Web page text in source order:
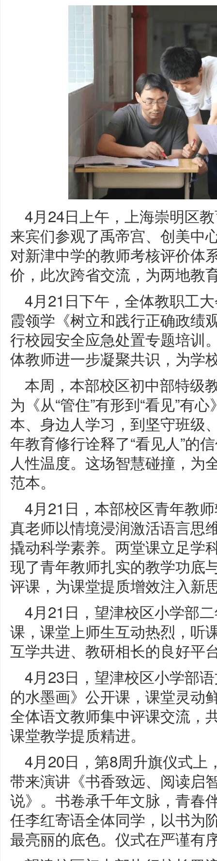
4月24日上午，上海崇明区
来宾们参观了禹帝宫、创美中
对新津中学的教师考核评价体
价，此次跨省交流，为两地教
4月21日下午，全体教职工
霞领学《树立和践行正确政绩
行校园安全应急处置专题培训
体教师进一步凝聚共识，为学
本周，本部校区初中部特级
为《从“管住”有形到“看见”有
本、身边人学习，到坚守班级
年教育修行诠释了“看见人”的
人性温度。这场智慧碰撞，为
范本。
4月21日，本部校区青年教
真老师以情境浸润激活语言思
撬动科学素养。两堂课立足学
现了青年教师扎实的教学功底
评课，为课堂提质增效注入新
4月21日，望津校区小学部
课，课堂上师生互动热烈，听
互学共进、教研相长的良好平
4月23日，望津校区小学部
的水墨画》公开课，课堂灵动
全体语文教师集中评课交流，
课堂教学提质精进。
4月20日，第8周升旗仪式上
带来演讲《书香致远、阅读启
说》。书卷承千年文脉，青春
任李红寄语全体同学，以书为
最亮丽的底色。仪式在严谨有